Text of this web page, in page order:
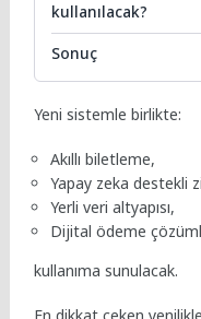
kullanılacak?
Sonuç
Yeni sistemle birlikte:
Akıllı biletleme,
Yapay zeka destekli
Yerli veri altyapısı,
Dijital ödeme
kullanıma sunulacak.
En dikkat çeken